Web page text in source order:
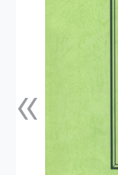
«上一張